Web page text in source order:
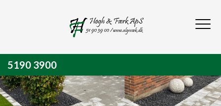
5190 3900